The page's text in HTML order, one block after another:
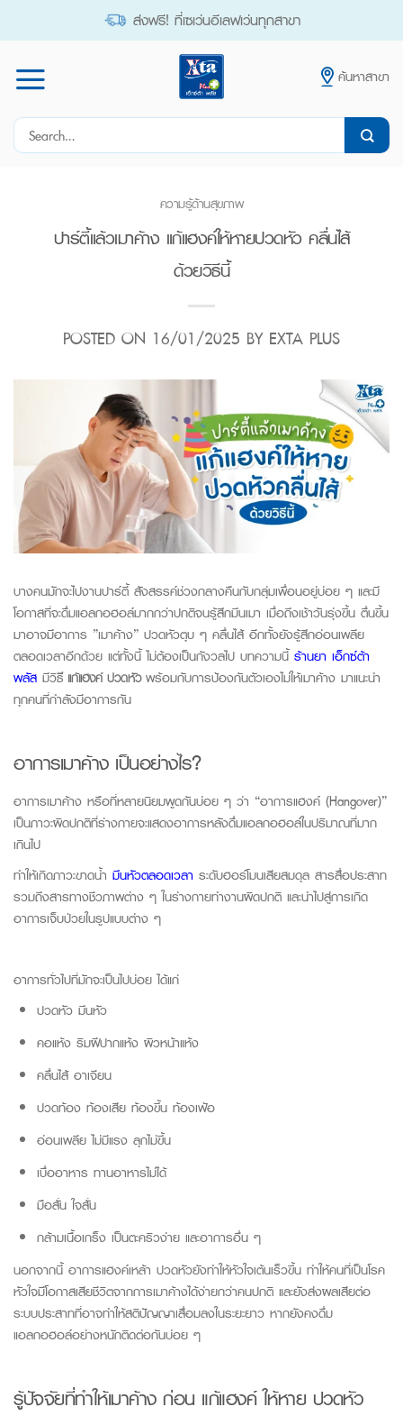
ส่งฟรี! ที่เซเว่นอีเลฟเว่นทุกสาขา
ค้นหาสาขา
Search
ความรู้ด้านสุขภาพ
ปาร์ตี้แล้วเมาค้าง แก้แฮงค์ให้หายปวดหัว คลื่นไส้
ด้วยวิธีนี้
POSTED ON 16/01/2025 BY EXTA PLUS
บางคนมักจะไปงานปาร์ตี้ สังสรรค์ช่วงกลางคืนกับกลุ่มเพื่อนอยู่บ่อย ๆ และมี
โอกาสที่จะดื่มแอลกอฮอล์มากกว่าปกติจนรู้สึกมึนเมา เมื่อถึงเช้าวันรุ่งขึ้น ตื่นขึ้น
มาอาจมีอาการ ”เมาค้าง” ปวดหัวตุบ ๆ คลื่นไส้ อีกทั้งยังรู้สึกอ่อนเพลีย
ตลอดเวลาอีกด้วย แต่ทั้งนี้ ไม่ต้องเป็นกังวลไป บทความนี้ ร้านยา เอ็กซ์ต้า
พลัส มีวิธ แก้แฮงค์ ปวดหัว พร้อมกับการป้องกันตัวเองไม่ให้เมาค้าง มาแนะนำ
ทุกคนที่กำลังมีอาการกัน
อาการเมาค้าง เป็นอย่างไร?
อาการเมาค้าง หรือที่หลายนิยมพูดกันบ่อย ๆ ว่า “อาการแฮงค์ (Hangover)”
เป็นภาวะผิดปกติที่ร่างกายจะแสดงอาการหลังดื่มแอลกอฮอล์ในปริมาณที่มาก
เกินไป
ทำให้เกิดภาวะขาดน้ำ มึนหัวตลอดเวลา ระดับฮอร์โมนเสียสมดุล สารสื่อประสาท
รวมถึงสารทางชีวภาพต่าง ๆ ในร่างกายทำงานผิดปกติ และนำไปสู่การเกิด
อาการเจ็บป่วยในรูปแบบต่าง ๆ
อาการทั่วไปที่มักจะเป็นไปบ่อย ได้แก่
ปวดหัว มึนหัว
คอแห้ง ริมฝีปากแห้ง ผิวหน้าแห้ง
คลื่นไส้ อาเจียน
ปวดท้อง ท้องเสีย ท้องขึ้น ท้องเฟ้อ
อ่อนเพลีย ไม่มีแรง ลุกไม่ขึ้น
เบื่ออาหาร ทานอาหารไม่ได้
มือสั่น ใจสั่น
กล้ามเนื้อเกร็ง เป็นตะคริวง่าย และอาการอื่น ๆ
นอกจากนี้ อาการแฮงค์เหล้า ปวดหัวยังทำให้หัวใจเต้นเร็วขึ้น ทำให้คนที่เป็นโรค
หัวใจมีโอกาสเสียชีวิตจากการเมาค้างได้ง่ายกว่าคนปกติ และยังส่งผลเสียต่อ
ระบบประสาทที่อาจทำให้สติปัญญาเสื่อมลงในระยะยาว หากยังคงดื่ม
แอลกอฮอล์อย่างหนักติดต่อกันบ่อย ๆ
รู้ปัจจัยที่ทำให้เมาค้าง ก่อน แก้แฮงค์ให้หาย ปวดหัว